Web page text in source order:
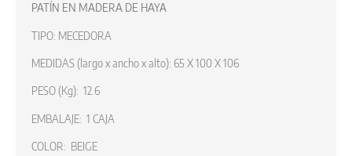
PATÍN EN MADERA DE HAYA
TIPO: MECEDORA
MEDIDAS (largo x ancho x alto): 65 X 100 X 106
PESO (Kg): 12.6
EMBALAJE: 1 CAJA
COLOR: BEIGE